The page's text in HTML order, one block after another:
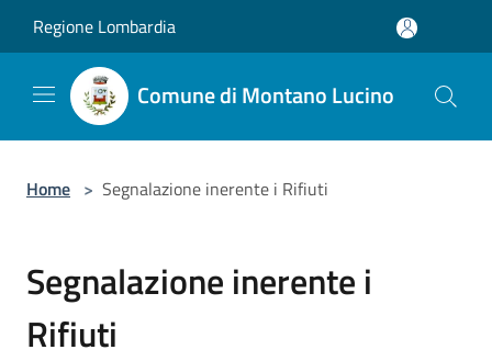
Regione Lombardia
Comune di Montano Lucino
Home > Segnalazione inerente i Rifiuti
Segnalazione inerente i
Rifiuti